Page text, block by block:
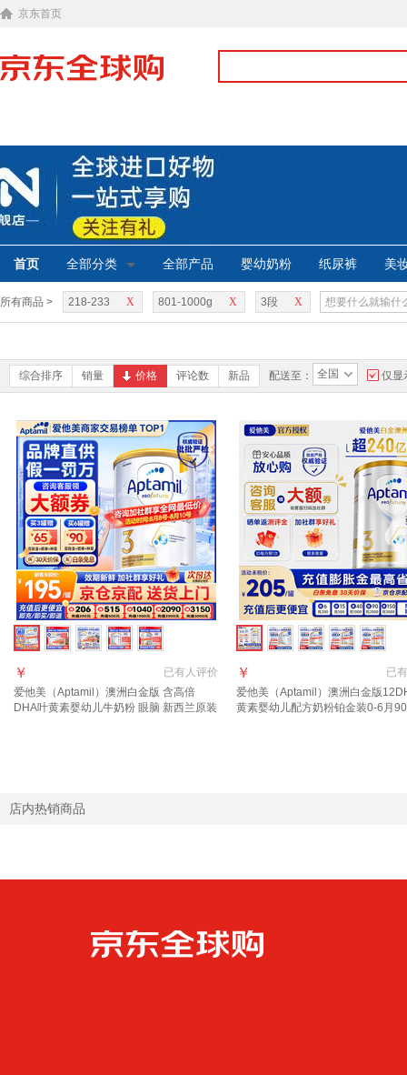
京东首页
首页 全部分类 全部产品 婴幼奶粉 纸尿裤 美
所有商品 > X
218-233 X
801-1000g X
3段
综合排序 销量 价格 评论数 新品 配送至： 全国 仅显
已有人评价
￥
爱他美（Aptamil）澳洲白金版 含高倍
DHA叶黄素婴幼儿牛奶粉 眼脑 新西兰原装
已有
￥
爱他美（Aptamil）澳洲白金版
黄素婴幼儿配方奶粉铂金装0-6月
店内热销商品